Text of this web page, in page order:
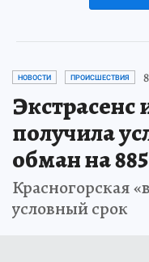
НОВОСТИ ПРОИСШЕСТВИЯ
Экстрасенс
получила
обман на
Красногорская
условный срок